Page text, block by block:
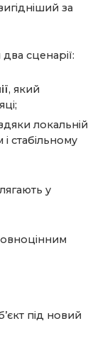
за
сценарії:
, який
локальній
і стабільному
у
під новий